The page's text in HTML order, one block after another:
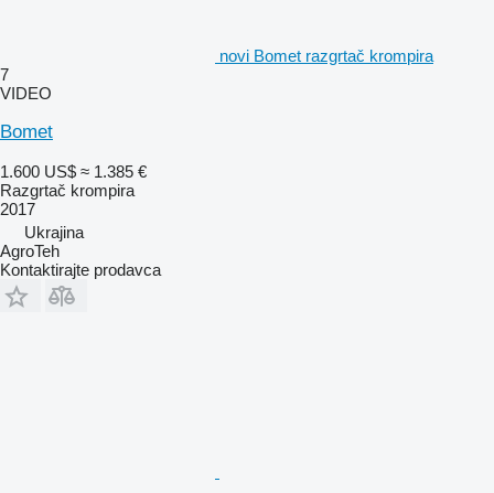
novi Bomet razgrtač krompira
7
VIDEO
Bomet
1.600 US$ ≈ 1.385 €
Razgrtač krompira
2017
Ukrajina
AgroTeh
Kontaktirajte prodavca